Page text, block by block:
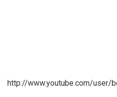
http://www.youtube.com/user/